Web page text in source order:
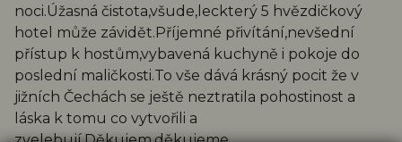
noci.Úžasná čistota,všude,leckterý 5 hvězdičkový
hotel může závidět.Příjemné přivítání,nevšední
přístup k hostům,vybavená kuchyně i pokoje do
poslední maličkosti.To vše dává krásný pocit že v
jižních Čechách se ještě neztratila pohostinost a
láska k tomu co vytvořili a